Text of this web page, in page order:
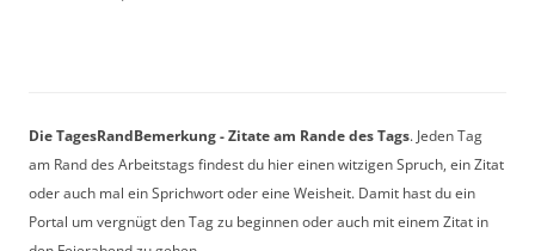
Die TagesRandBemerkung - Zitate am Rande des Tags. Jeden Tag
am Rand des Arbeitstags findest du hier einen witzigen Spruch, ein Zitat
oder auch mal ein Sprichwort oder eine Weisheit. Damit hast du ein
Portal um vergnügt den Tag zu beginnen oder auch mit einem Zitat in